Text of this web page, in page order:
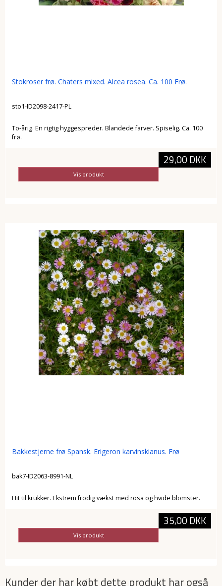
Stokroser frø. Chaters mixed. Alcea rosea. Ca. 100 Frø.
sto1-ID2098-2417-PL
To-årig. En rigtig hyggespreder. Blandede farver. Spiselig. Ca. 100
frø.
29,00 DKK
Vis produkt
Bakkestjerne frø Spansk. Erigeron karvinskianus. Frø
bak7-ID2063-8991-NL
Hit til krukker. Ekstrem frodig vækst med rosa og hvide blomster.
35,00 DKK
Vis produkt
Kunder der har købt dette produkt har også